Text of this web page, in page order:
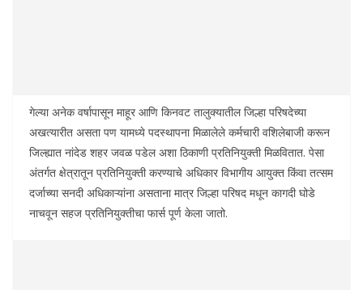
गेल्या अनेक वर्षापासून माहूर आणि किनवट तालुक्यातील जिल्हा परिषदेच्या
अखत्यारीत असता पण यामध्ये पदस्थापना मिळालेले कर्मचारी वशिलेबाजी करून
जिल्ह्यात नांदेड शहर जवळ पडेल अशा ठिकाणी प्रतिनियुक्ती मिळवितात. पेसा
अंतर्गत क्षेत्रातून प्रतिनियुक्ती करण्याचे अधिकार विभागीय आयुक्त किंवा तत्सम
दर्जाच्या सनदी अधिकाऱ्यांना असताना मात्र जिल्हा परिषद मधून कागदी घोडे
नाचवून सहज प्रतिनियुक्तीचा फार्स पूर्ण केला जातो.